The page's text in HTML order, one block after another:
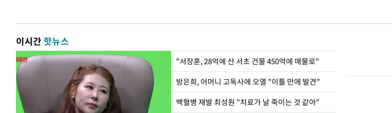
이시간핫뉴스
"서장훈, 28억에 산 서초 건물 450억에 매물로"
방은희, 어머니 고독사에 오열 "이틀 만에 발견"
백혈병 재발 최성원 "치료가 날 죽이는 것 같아"